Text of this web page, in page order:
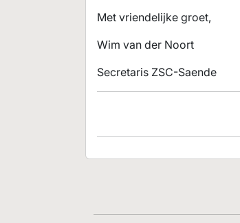
Met vriendelijke groet,
Wim van der Noort
Secretaris ZSC-Saende